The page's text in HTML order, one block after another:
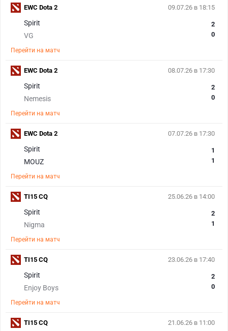
09.07.26 в 18:15
Spirit
VG
2
0
Перейти на матч
EWC Dota 2
08.07.26 в 17:30
Spirit
Nemesis
2
0
Перейти на матч
EWC Dota 2
07.07.26 в 17:30
Spirit
MOUZ
1
1
Перейти на матч
EWC Dota 2
25.06.26 в 14:00
Spirit
Nigma
2
1
Перейти на матч
TI15 CQ
23.06.26 в 17:40
Spirit
Enjoy Boys
2
0
Перейти на матч
TI15 CQ
21.06.26 в 11:00
TI15 CQ